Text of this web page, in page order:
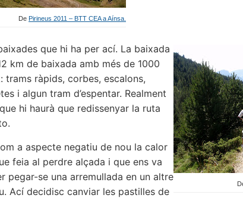
De Pirineus 2011 – BTT CEA a Aínsa.
que hi ha per ací. La baixada
km de baixada amb més de 1000
ràpids, corbes, escalons,
i algun tram d’espentar. Realment
hi haurà que redissenyar la ruta
a aspecte negatiu de nou la calor
feia al perdre alçada i que ens va
pegar-se una arremullada en un altre
Ací decidisc canviar les pastilles de